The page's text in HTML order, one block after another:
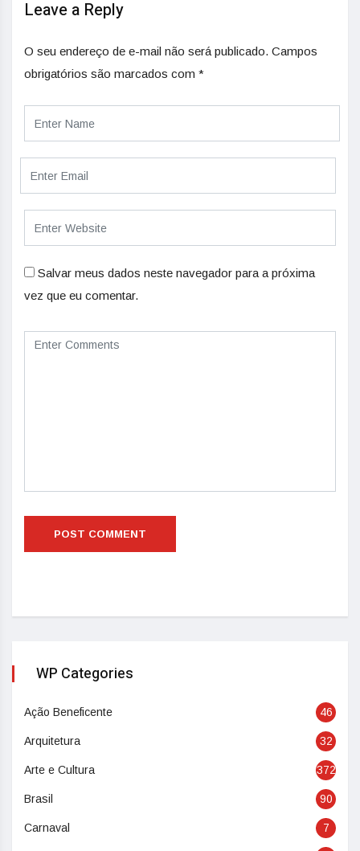
Leave a Reply
O seu endereço de e-mail não será publicado. Campos
obrigatórios são marcados com *
Salvar meus dados neste navegador para a próxima
vez que eu comentar.
WP Categories
Ação Beneficente 46
Arquitetura 32
Arte e Cultura 372
Brasil 90
Carnaval 7